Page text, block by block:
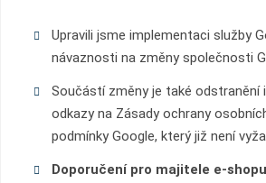
Upravili jsme implementaci služby
návaznosti na změny společnosti
Součástí změny je také
odkazy na Zásady ochrany
podmínky Google, který již není
Doporučení pro majitele e-shopu